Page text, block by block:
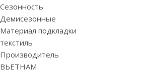
Сезонность
Демисезонные
Материал подкладки
текстиль
Производитель
ВЬЕТНАМ